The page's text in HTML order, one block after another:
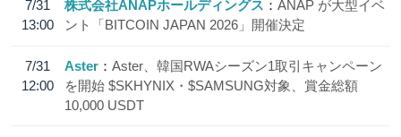
7/31
13:00
株式会社ANAPホールディングス
ANAP が大型イベ
ント「BITCOIN JAPAN 2026」開催決定
7/31
12:00
Aster
Aster、韓国RWAシーズン1取引キャンペーン
を開始 $SKHYNIX・$SAMSUNG対象、賞金総額
10,000 USDT